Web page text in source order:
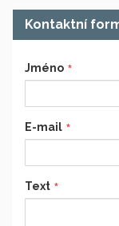
Kontaktní
Jméno
E-mail
Text